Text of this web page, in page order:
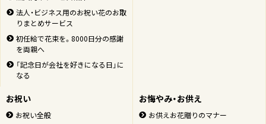
法人・ビジネス用のお祝い花のお取
りまとめサービス
初任給で花束を。8000日分の感謝
を両親へ
「記念日が会社を好きになる日」に
なる
お祝い
お祝い全般
お悔やみ・お供え
お供えお花贈りのマナー